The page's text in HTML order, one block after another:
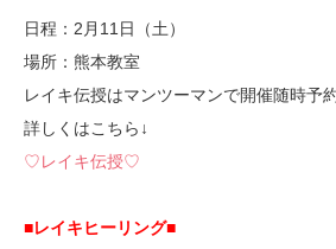
日程：2月11日（土）
場所：熊本教室
レイキ伝授はマンツーマンで開催随時予
詳しくはこちら↓
♡レイキ伝授♡
■レイキヒーリング■